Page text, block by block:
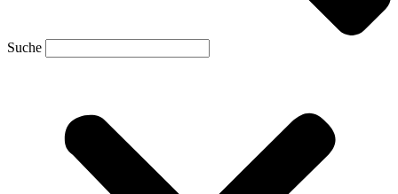
Suche